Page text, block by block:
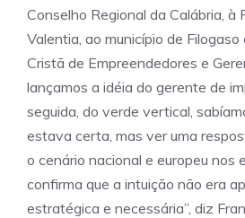
Conselho Regional da Calábria, à
Valentia, ao município de
Cristã de Empreendedores e
lançamos a idéia do gerente de
seguida, do verde vertical,
estava certa, mas ver uma
o cenário nacional e europeu nos
confirma que a intuição não era
estratégica e necessária”, diz